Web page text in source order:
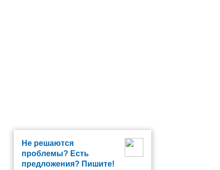
Не решаются
проблемы? Есть
предложения? Пишите!